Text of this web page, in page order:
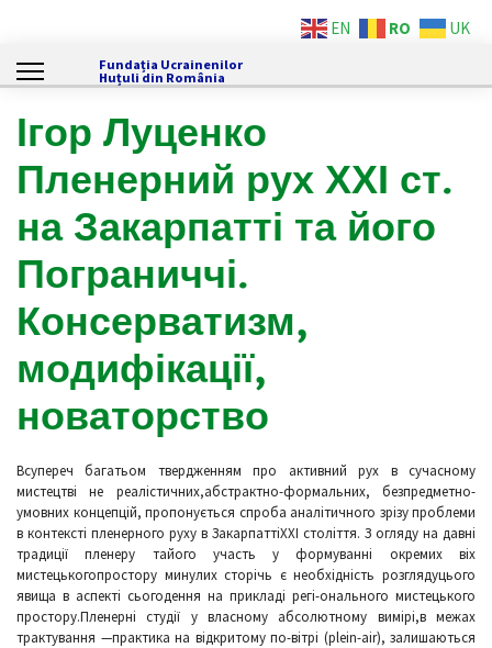
Fundația Ucrainenilor
Huțuli din România
EN RO UK
Ігор Луценко
Пленерний рух ХХІ ст.
на Закарпатті та його
Пограниччі.
Консерватизм,
модифікації,
новаторство
Всупереч багатьом твердженням про активний рух в сучасному
мистецтві не реалістичних,абстрактно-формальних, безпредметно-
умовних концепцій, пропонується спроба аналітичного зрізу проблеми
в контексті пленерного руху в ЗакарпаттіХХІ століття. З огляду на давні
традиції пленеру тайого участь у формуванні окремих віх
мистецькогопростору минулих сторічь є необхідність розглядуцього
явища в аспекті сьогодення на прикладі регі-онального мистецького
простору.Пленерні студії у власному абсолютному вимірі,в межах
трактування —практика на відкритому по-вітрі (plein-air), залишаються